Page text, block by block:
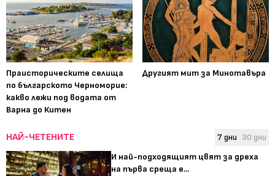
Праисторическите селища
по българското Черноморие:
какво лежи под водата от
Варна до Китен
Другият мит за Минотавъра
НАЙ-ЧЕТЕНИТЕ 7 дни 30 дни
И най-подходящият цвят за дреха
на първа среща е...